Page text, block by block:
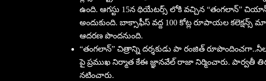
ఉంది. ఆగస్టు 15న థియేటర్స్ లోకి వచ్చిన “తంగలాన్” చియాన్
అందుకుంది. బాక్సాఫీస్ వద్ద 100 కోట్ల రూపాయల
ఆదరణ పొందనుంది.
“తంగలాన్” చిత్రాన్ని దర్శకుడు పా రంజిత్
పై ప్రముఖ నిర్మాత కేఈ జ్ఞానవేల్ రాజా నిర్మించారు.
నటించారు.